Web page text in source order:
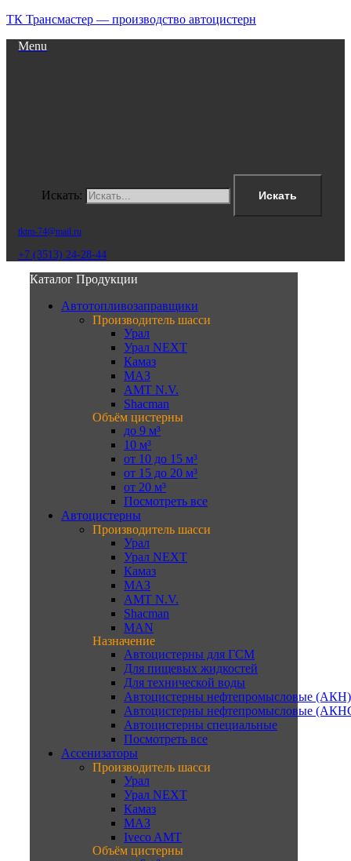
ТК Трансмастер — производство автоцистерн
Menu
Искать: Искать
tktm-74@mail.ru
+7 (3513) 24-28-44
Каталог Продукции
Автотопливозаправщики
Производитель шасси
Урал
Урал NEXT
Камаз
МАЗ
AMT N.V.
Shacman
Объём цистерны
до 9 м³
10 м³
от 10 до 15 м³
от 15 до 20 м³
от 20 м³
Посмотреть все
Автоцистерны
Производитель шасси
Урал
Урал NEXT
Камаз
МАЗ
AMT N.V.
Shacman
MAN
Назначение
Автоцистерны для ГСМ
Для пищевых жидкостей
Для технической воды
Автоцистерны нефтепромысловые (АКН)
Автоцистерны нефтепромысловые
Автоцистерны специальные
Посмотреть все
Ассенизаторы
Производитель шасси
Урал
Урал NEXT
Камаз
МАЗ
Iveco AMT
Объём цистерны